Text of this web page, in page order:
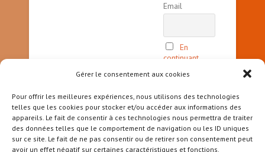
Gérer le consentement aux cookies
Pour offrir les meilleures expériences, nous utilisons des technologies
telles que les cookies pour stocker et/ou accéder aux informations des
appareils. Le fait de consentir à ces technologies nous permettra de traiter
des données telles que le comportement de navigation ou les ID uniques
sur ce site. Le fait de ne pas consentir ou de retirer son consentement peut
avoir un effet négatif sur certaines caractéristiques et fonctions.
Email
En
continuant,
la politique
confidentialité